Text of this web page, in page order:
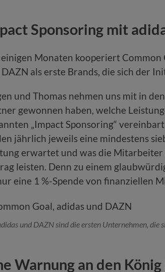
Sponsoring mit
einigen Monaten kooperiert
als erste Brands, die sich der
und Thomas nehmen uns mit in
gewonnen haben, welche
„Impact Sponsoring“
jährlich jeweils eine mindestens
erwartet und was die
leisten. Denn zu einem
eine 1 %-Spende von finanziellen
und DAZN sind die ersten Unternehmen, die
Warnung an den